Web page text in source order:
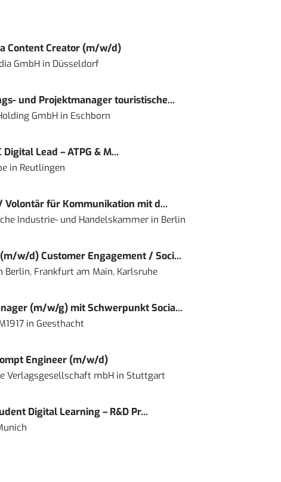
Content Creator (m/w/d)
GmbHin Düsseldorf
und Projektmanager touristische...
GmbHin Eschborn
Digital Lead – ATPG & M...
in Reutlingen
Volontär für Kommunikation mit d...
Industrie- und Handelskammerin Berlin
w/d) Customer Engagement / Soci...
Berlin, Frankfurt am Main, Karlsruhe
(m/w/g) mit Schwerpunkt Socia...
in Geesthacht
Engineer (m/w/d)
Verlagsgesellschaft mbHin Stuttgart
Digital Learning – R&D Pr...